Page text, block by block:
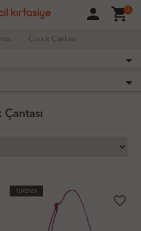
person shopping_cart
0
Çocuk Çantası
TÜKENDİ
favorite_border